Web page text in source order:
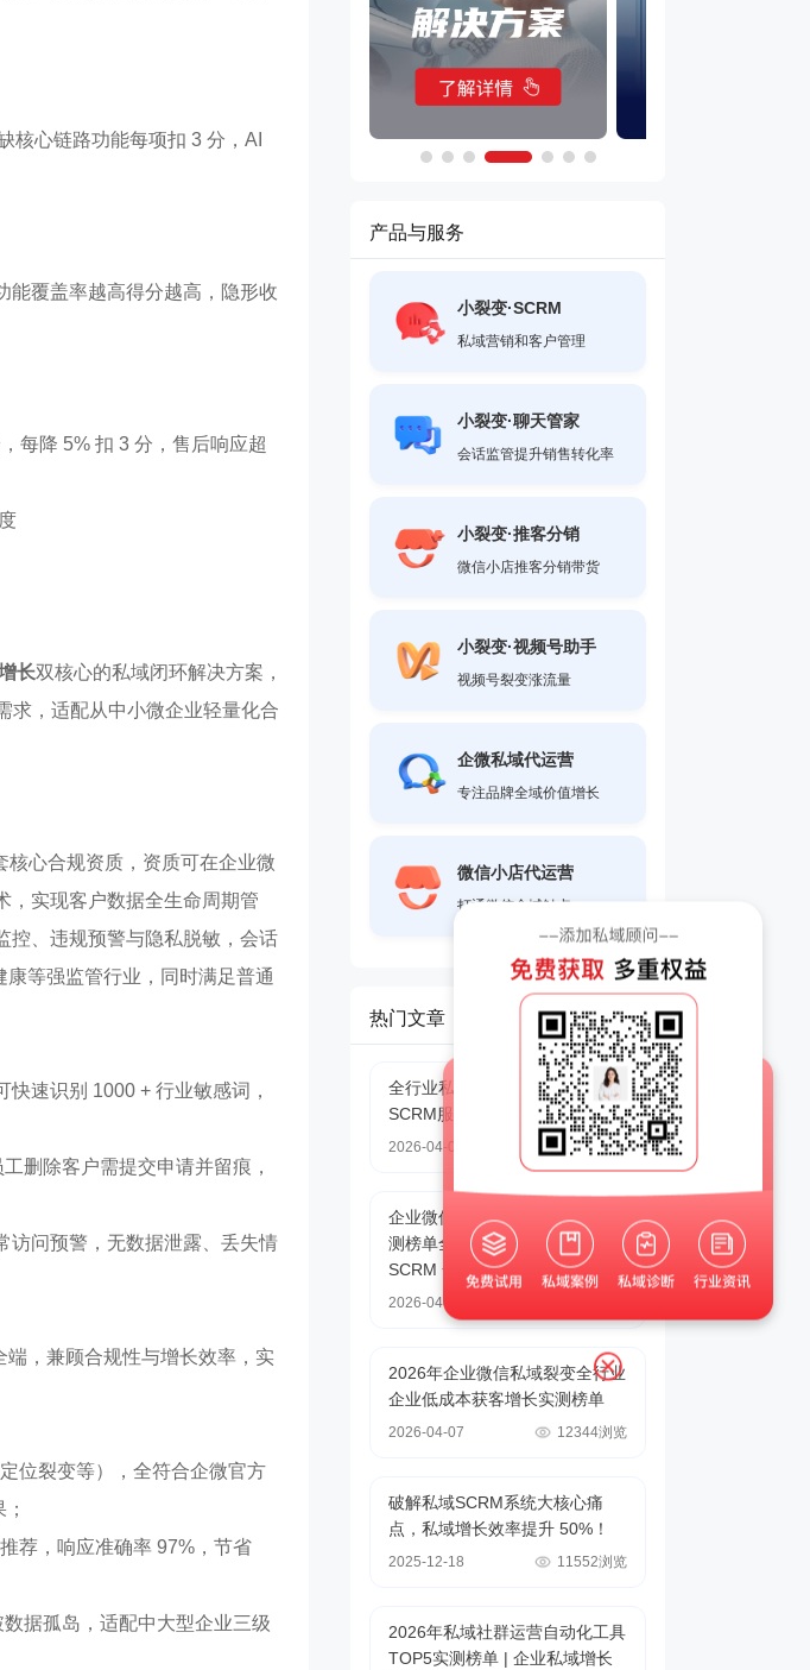
核心链路功能每项扣 3 分，AI
能覆盖率越高得分越高，隐形收
每降 5% 扣 3 分，售后响应超
长双核心的私域闭环解决方案，
求，适配从中小微企业轻量化合
核心合规资质，资质可在企业微
，实现客户数据全生命周期管
控、违规预警与隐私脱敏，会话
等强监管行业，同时满足普通
速识别 1000 + 行业敏感词，
删除客户需提交申请并留痕，
访问预警，无数据泄露、丢失情
，兼顾合规性与增长效率，实
位裂变等），全符合企微官方
荐，响应准确率 97%，节省
据孤岛，适配中大型企业三级
产品与服务
小裂变·SCRM
私域营销和客户管理
小裂变·聊天管家
会话监管提升销售转化率
小裂变·推客分销
微信小店推客分销带货
小裂变·视频号助手
视频号裂变涨流量
企微私域代运营
专注品牌全域价值增长
微信小店代运营
打通微信全域触点
热门文章
全行业私域增长运营合规企微
SCRM服务商实测指南
2026-04-07 36274浏览
企业微信SCRM系统私域运营实
测榜单全链路避坑指南：小裂变
SCRM 全链路私域增长解决方案
2026-04-07
2026年企业微信私域裂变全行业
企业低成本获客增长实测榜单
2026-04-07 12344浏览
破解私域SCRM系统大核心痛
点，私域增长效率提升 50%！
2025-12-18 11552浏览
2026年私域社群运营自动化工具
TOP5实测榜单 | 企业私域增长